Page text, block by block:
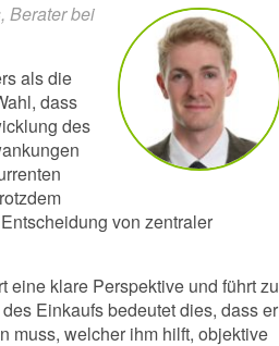
Berater bei
als die
dass
des
von zentraler
eine klare Perspektive und führt zu
Einkaufs bedeutet dies, dass er
muss, welcher ihm hilft, objektive